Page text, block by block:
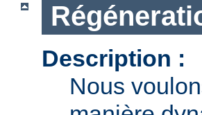
Description :
Nous